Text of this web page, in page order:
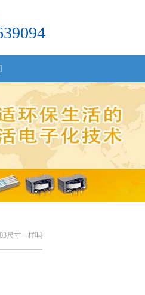
尺寸一样吗